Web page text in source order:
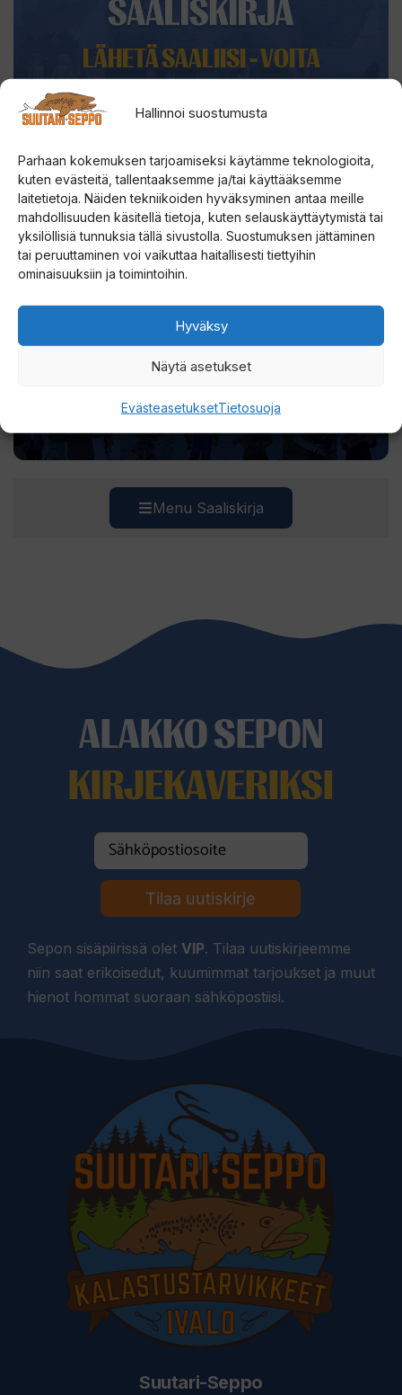
Hallinnoi suostumusta
Parhaan kokemuksen tarjoamiseksi käytämme teknologioita,
kuten evästeitä, tallentaaksemme ja/tai käyttääksemme
laitetietoja. Näiden tekniikoiden hyväksyminen antaa meille
mahdollisuuden käsitellä tietoja, kuten selauskäyttäytymistä tai
yksilöllisiä tunnuksia tällä sivustolla. Suostumuksen jättäminen
tai peruuttaminen voi vaikuttaa haitallisesti tiettyihin
ominaisuuksiin ja toimintoihin.
Hyväksy
Näytä asetukset
EvästeasetuksetTietosuoja
LÄHETÄ SAALIISI - VOITA
Lähetä oma kalasi Lapin saaliskirjaan niin
Saaliskisaan, jossa tarjolla meheviä palkintoja.
Lue lisää ja lähetä saalis
Menu Saaliskirja
ALAKKO SEPON
KIRJEKAVERIKSI
Tilaa uutiskirje
Sepon sisäpiirissä olet VIP. Tilaa uutiskirjeemme
niin saat erikoisedut, kuumimmat tarjoukset ja muut
hienot hommat suoraan sähköpostiisi.
Suutari-Seppo